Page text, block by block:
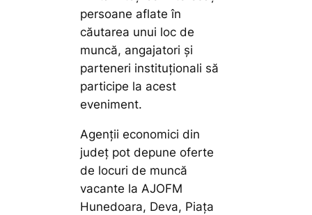
persoane aflate în
căutarea unui loc de
muncă, angajatori și
parteneri instituționali să
participe la acest
eveniment.
Agenţii economici din
judeţ pot depune oferte
de locuri de muncă
vacante la AJOFM
Hunedoara, Deva, Piaţa